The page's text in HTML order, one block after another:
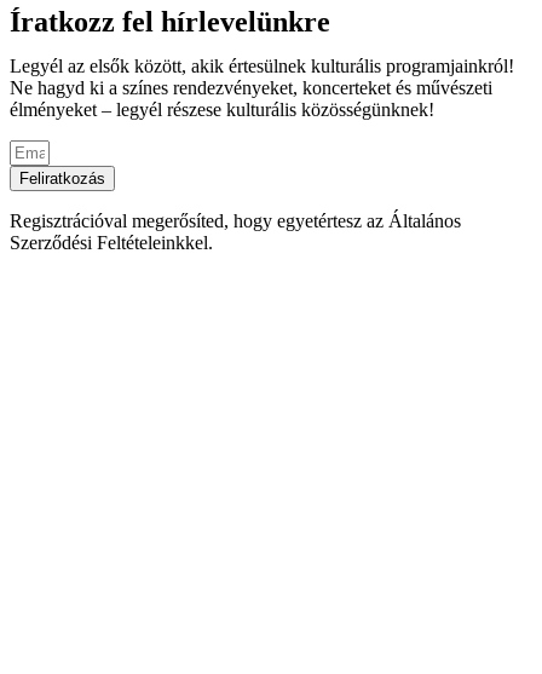
Íratkozz fel hírlevelünkre
Legyél az elsők között, akik értesülnek kulturális programjainkról!
Ne hagyd ki a színes rendezvényeket, koncerteket és művészeti
élményeket – legyél részese kulturális közösségünknek!
Feliratkozás
Regisztrációval megerősíted, hogy egyetértesz az Általános
Szerződési Feltételeinkkel.